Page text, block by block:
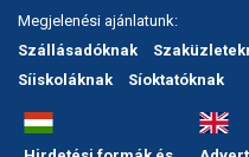
Megjelenési ajánlatunk:
Szállásadóknak
Síiskoláknak
Síoktatóknak